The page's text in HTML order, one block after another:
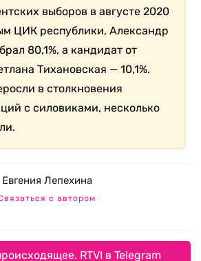
выборов в августе 2020
ЦИК республики, Александр
80,1%, а кандидат от
Тихановская — 10,1%.
в столкновения
с силовиками, несколько
Евгения Лепехина
с автором
RTVI в Telegram